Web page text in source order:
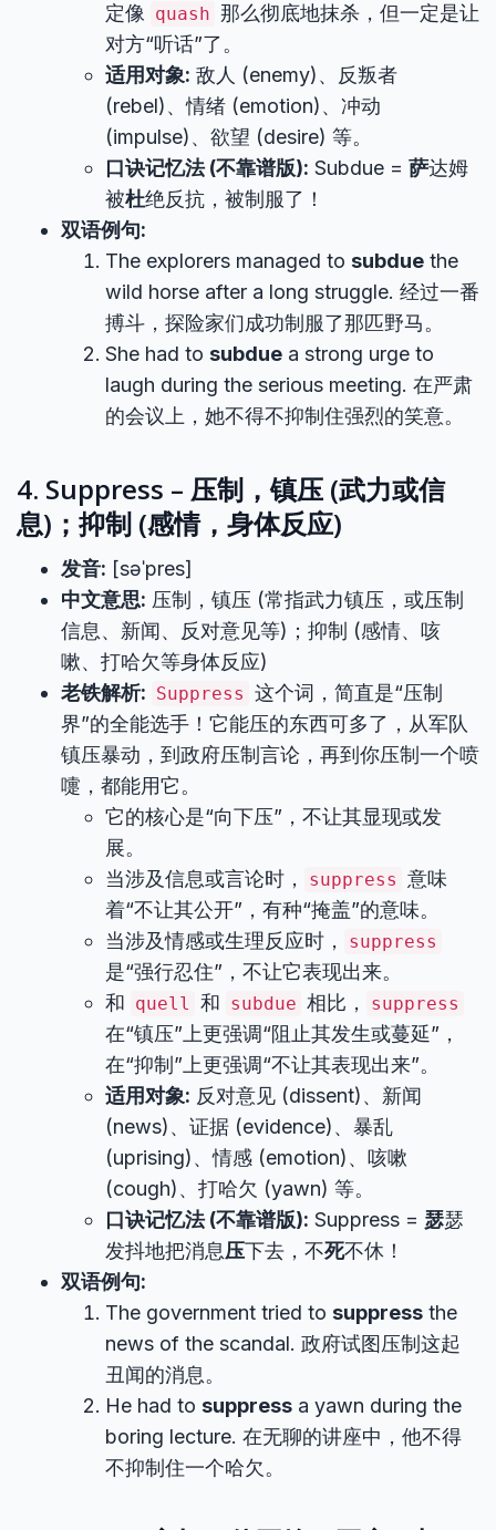
定像
quash 那么彻底地抹杀，但一定是让
对方“听话”了。
适用对象: 敌人 (enemy)、反叛者
(rebel)、情绪 (emotion)、冲动
(impulse)、欲望 (desire) 等。
口诀记忆法 (不靠谱版): Subdue = 萨达姆
被杜绝反抗，被制服了！
双语例句:
The explorers managed to subdue the
wild horse after a long struggle. 经过一番
搏斗，探险家们成功制服了那匹野马。
She had to subdue a strong urge to
laugh during the serious meeting. 在严肃
的会议上，她不得不抑制住强烈的笑意。
4. Suppress – 压制，镇压 (武力或信
息)；抑制 (感情，身体反应)
发音: [səˈpres]
中文意思: 压制，镇压 (常指武力镇压，或压制
信息、新闻、反对意见等)；抑制 (感情、咳
嗽、打哈欠等身体反应)
老铁解析: Suppress 这个词，简直是“压制
界”的全能选手！它能压的东西可多了，从军队
镇压暴动，到政府压制言论，再到你压制一个喷
嚏，都能用它。
它的核心是“向下压”，不让其显现或发
展。
当涉及信息或言论时，
suppress 意味
着“不让其公开”，有种“掩盖”的意味。
当涉及情感或生理反应时，
suppress
是“强行忍住”，不让它表现出来。
和 quell 和 subdue 相比， suppress
在“镇压”上更强调“阻止其发生或蔓延”，
在“抑制”上更强调“不让其表现出来”。
适用对象: 反对意见 (dissent)、新闻
(news)、证据 (evidence)、暴乱
(uprising)、情感 (emotion)、咳嗽
(cough)、打哈欠 (yawn) 等。
口诀记忆法 (不靠谱版): Suppress = 瑟瑟
发抖地把消息压下去，不死不休！
双语例句:
The government tried to suppress the
news of the scandal. 政府试图压制这起
丑闻的消息。
He had to suppress a yawn during the
boring lecture. 在无聊的讲座中，他不得
不抑制住一个哈欠。